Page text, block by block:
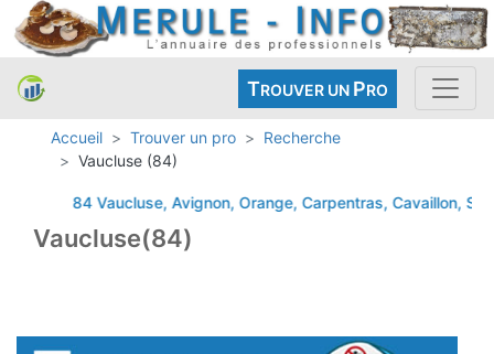
TROUVER UN PRO
Accueil Trouver un pro
Recherche
Vaucluse (84)
84 Vaucluse, Avignon, Orange, Carpentras, Cavaillon,
Vaucluse(84)